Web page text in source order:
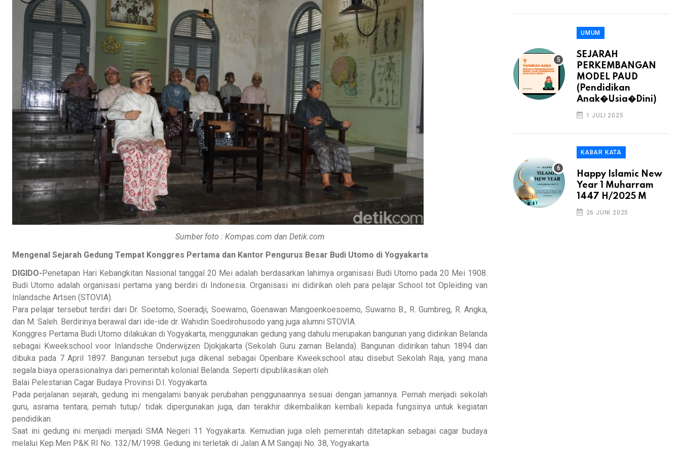
Sumber foto : Kompas.com dan Detik.com
Mengenal Sejarah Gedung Tempat Konggres Pertama dan Kantor Pengurus Besar Budi Utomo di Yogyakarta
DIGIDO-Penetapan Hari Kebangkitan Nasional tanggal 20 Mei adalah berdasarkan lahirnya organisasi Budi Utomo pada 20 Mei 1908.
Budi Utomo adalah organisasi pertama yang berdiri di Indonesia. Organisasi ini didirikan oleh para pelajar School tot Opleiding van
Inlandsche Artsen (STOVIA).
Para pelajar tersebut terdiri dari Dr. Soetomo, Soeradji, Soewarno, Goenawan Mangoenkoesoemo, Suwarno B., R. Gumbreg, R. Angka,
dan M. Saleh. Berdirinya berawal dari ide-ide dr. Wahidin Soedirohusodo yang juga alumni STOVIA.
Konggres Pertama Budi Utomo dilakukan di Yogyakarta, menggunakan gedung yang dahulu merupakan bangunan yang didirikan Belanda
sebagai Kweekschool voor Inlandsche Onderwijzen Djokjakarta (Sekolah Guru zaman Belanda). Bangunan didirikan tahun 1894 dan
dibuka pada 7 April 1897. Bangunan tersebut juga dikenal sebagai Openbare Kweekschool atau disebut Sekolah Raja, yang mana
segala biaya operasionalnya dari pemerintah kolonial Belanda. Seperti dipublikasikan oleh
Balai Pelestarian Cagar Budaya Provinsi D.I. Yogyakarta.
Pada perjalanan sejarah, gedung ini mengalami banyak perubahan penggunaannya sesuai dengan jamannya. Pernah menjadi sekolah
guru, asrama tentara, pernah tutup/ tidak dipergunakan juga, dan terakhir dikembalikan kembali kepada fungsinya untuk kegiatan
pendidikan.
Saat ini gedung ini menjadi menjadi SMA Negeri 11 Yogyakarta. Kemudian juga oleh pemerintah ditetapkan sebagai cagar budaya
melalui Kep.Men P&K RI No. 132/M/1998. Gedung ini terletak di Jalan A.M Sangaji No. 38, Yogyakarta.
UMUM
SEJARAH
PERKEMBANGAN
MODEL PAUD
(Pendidikan
Anak�Usia�Dini)
1 JULI 2025
KABAR KATA
Happy Islamic New
Year 1 Muharram
1447 H/2025 M
26 JUNI 2025